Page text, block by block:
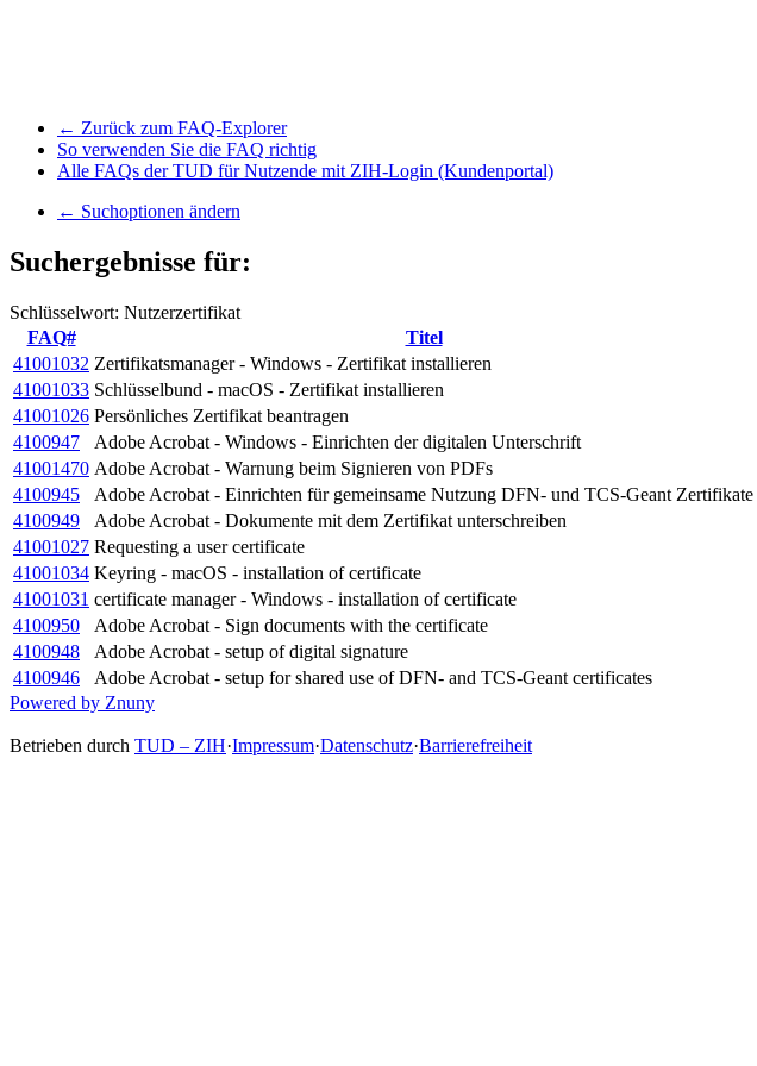
← Zurück zum FAQ-Explorer
So verwenden Sie die FAQ richtig
Alle FAQs der TUD für Nutzende mit ZIH-Login (Kundenportal)
← Suchoptionen ändern
Suchergebnisse für:
Schlüsselwort: Nutzerzertifikat
FAQ#
Titel
41001032 Zertifikatsmanager - Windows - Zertifikat installieren
41001033 Schlüsselbund - macOS - Zertifikat installieren
41001026 Persönliches Zertifikat beantragen
4100947
Adobe Acrobat - Windows - Einrichten der digitalen Unterschrift
41001470 Adobe Acrobat - Warnung beim Signieren von PDFs
4100945
Adobe Acrobat - Einrichten für gemeinsame Nutzung DFN- und TCS-Geant Zertifikate
4100949
Adobe Acrobat - Dokumente mit dem Zertifikat unterschreiben
41001027 Requesting a user certificate
41001034 Keyring - macOS - installation of certificate
41001031 certificate manager - Windows - installation of certificate
4100950
Adobe Acrobat - Sign documents with the certificate
4100948
Adobe Acrobat - setup of digital signature
4100946
Adobe Acrobat - setup for shared use of DFN- and TCS-Geant certificates
Powered by Znuny
Betrieben durch TUD – ZIH·Impressum·Datenschutz·Barrierefreiheit